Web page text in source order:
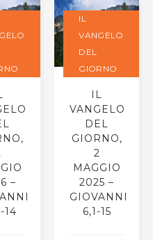
–
14
IL
VANGELO
DEL
GIORNO
IL
VANGELO
DEL
GIORNO,
2
MAGGIO
2025 –
GIOVANNI
6,1-15